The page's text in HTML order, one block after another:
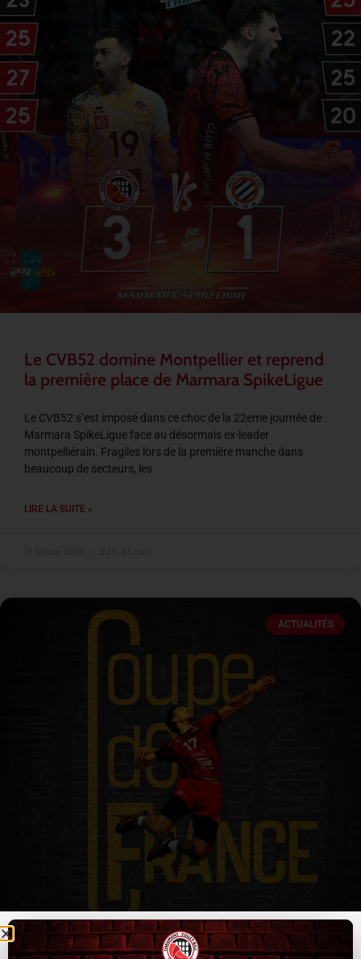
Le CVB52 domine Montpellier et reprend
la première place de Marmara SpikeLigue
Le CVB52 s’est imposé dans ce choc de la 22eme journée de
Marmara SpikeLigue face au désormais ex-leader
montpelliérain. Fragiles lors de la première manche dans
beaucoup de secteurs, les
LIRE LA SUITE »
ACTUALITÉS